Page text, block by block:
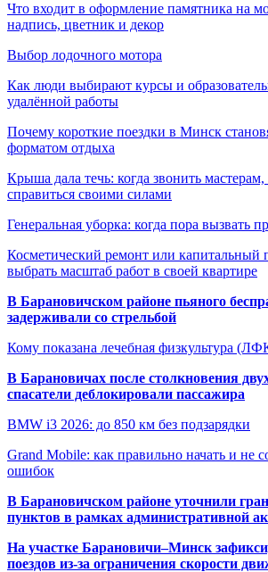
Что входит в оформление памятника на
надпись, цветник и декор
Выбор лодочного мотора
Как люди выбирают курсы и
удалённой работы
Почему короткие поездки в Минск
форматом отдыха
Крыша дала течь: когда звонить
справиться своими силами
Генеральная уборка: когда пора вызвать
Косметический ремонт или капитальный
выбрать масштаб работ в своей квартире
В Барановичском районе пьяного
задерживали со стрельбой
Кому показана лечебная физкультура
В Барановичах после столкновения
спасатели деблокировали пассажира
BMW i3 2026: до 850 км без подзарядки
Grand Mobile: как правильно начать и не
ошибок
В Барановичском районе уточнили
пунктов в рамках административной
На участке Барановичи–Минск
поездов из-за ограничения скорости